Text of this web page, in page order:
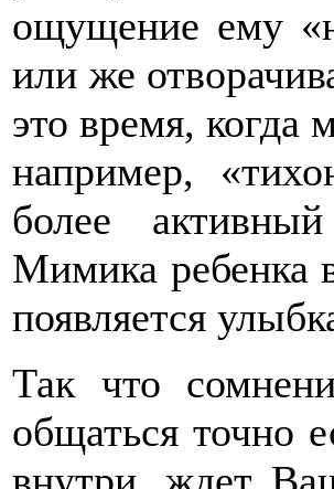
ощущение ему
или же
это время, когда
например,
более
Мимика ребенка
появляется
Так что
общаться точно